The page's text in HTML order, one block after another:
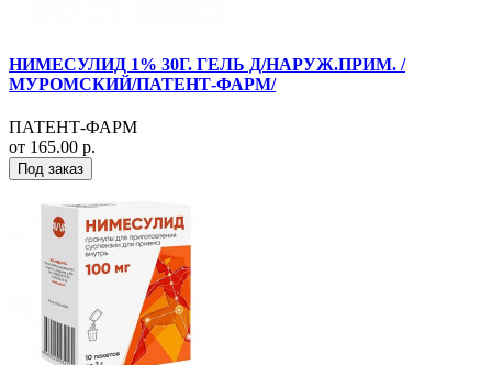
НИМЕСУЛИД 1% 30Г. ГЕЛЬ Д/НАРУЖ.ПРИМ. /
МУРОМСКИЙ/ПАТЕНТ-ФАРМ/
ПАТЕНТ-ФАРМ
от 165.00 р.
Под заказ